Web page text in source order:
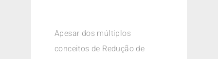
Apesar dos múltiplos
conceitos de Redução de